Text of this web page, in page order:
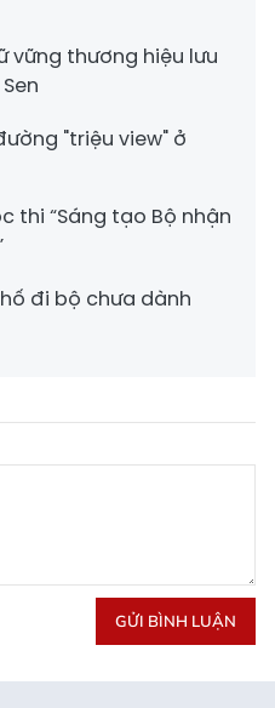
vững thương hiệu lưu
"triệu view" ở
thi “Sáng tạo Bộ nhận
đi bộ chưa dành
GỬI BÌNH LUẬN